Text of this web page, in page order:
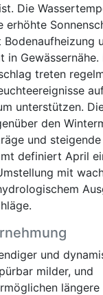
Die
erhöhte
Gewässernähe.
treten
unterstützen.
den
und
definiert April
mit
und
milder, und